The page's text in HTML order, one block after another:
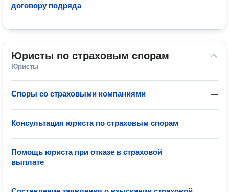
договору подряда
Юристы по страховым спорам
Юристы
—
Споры со страховыми компаниями
—
Консультация юриста по страховым спорам
—
Помощь юриста при отказе в страховой
выплате